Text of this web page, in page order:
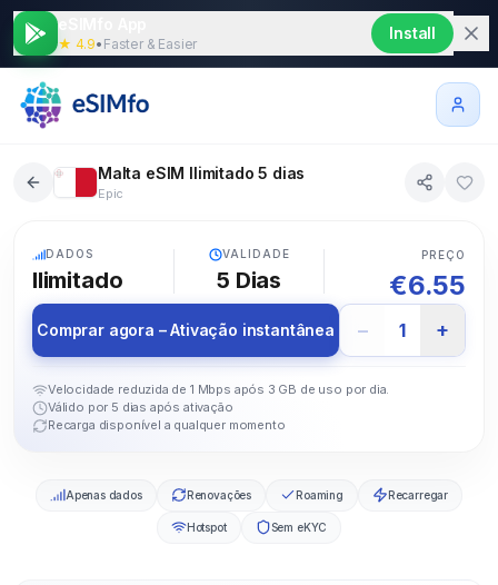
★ 4.9• Faster & Easier
Install
Malta eSIM Ilimitado 5 dias
Epic
DADOS
Ilimitado
VALIDADE
5 Dias
PREÇO
€6.55
Comprar agora – Ativação instantânea − 1 +
Velocidade reduzida de 1 Mbps após 3 GB de uso por dia.
Válido por 5 dias após ativação
Recarga disponível a qualquer momento
Apenas dados Renovações Roaming Recarregar
Hotspot Sem eKYC